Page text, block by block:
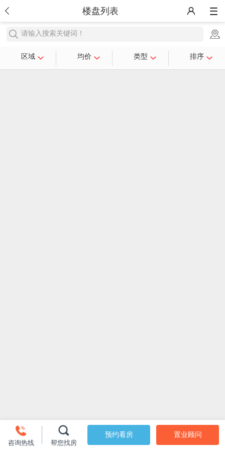
楼盘列表
请输入搜索关键词！
区域 均价 类型 排序
咨询热线 帮您找房
预约看房 置业顾问